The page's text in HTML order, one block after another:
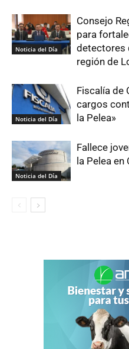
Noticia del Día
Consejo
para
detectores
región de
Noticia del Día
Fiscalía de
cargos
la Pelea»
Noticia del Día
Fallece
la Pelea en